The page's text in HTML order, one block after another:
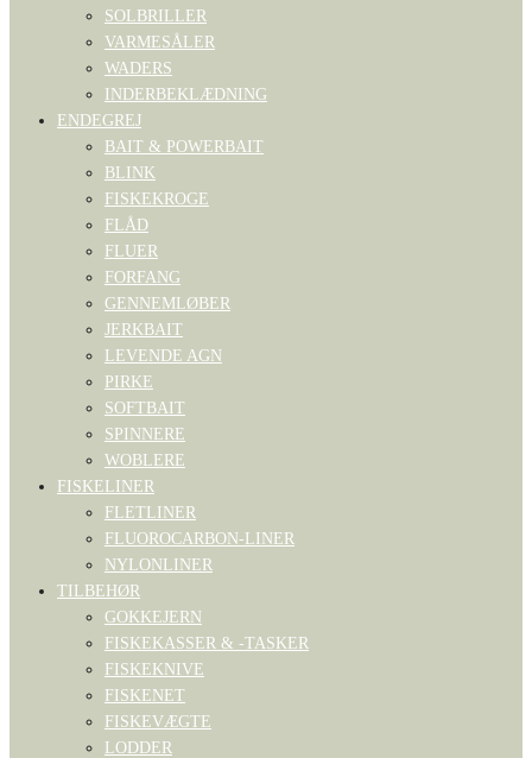
SOLBRILLER
VARMESÅLER
WADERS
INDERBEKLÆDNING
ENDEGREJ
BAIT & POWERBAIT
BLINK
FISKEKROGE
FLÅD
FLUER
FORFANG
GENNEMLØBER
JERKBAIT
LEVENDE AGN
PIRKE
SOFTBAIT
SPINNERE
WOBLERE
FISKELINER
FLETLINER
FLUOROCARBON-LINER
NYLONLINER
TILBEHØR
GOKKEJERN
FISKEKASSER & -TASKER
FISKEKNIVE
FISKENET
FISKEVÆGTE
LODDER